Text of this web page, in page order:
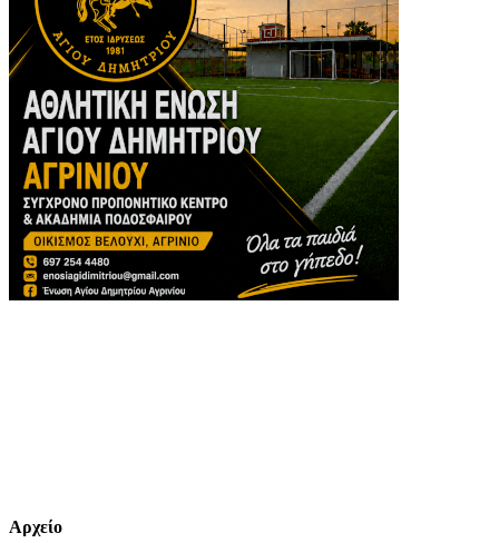
Αρχείο